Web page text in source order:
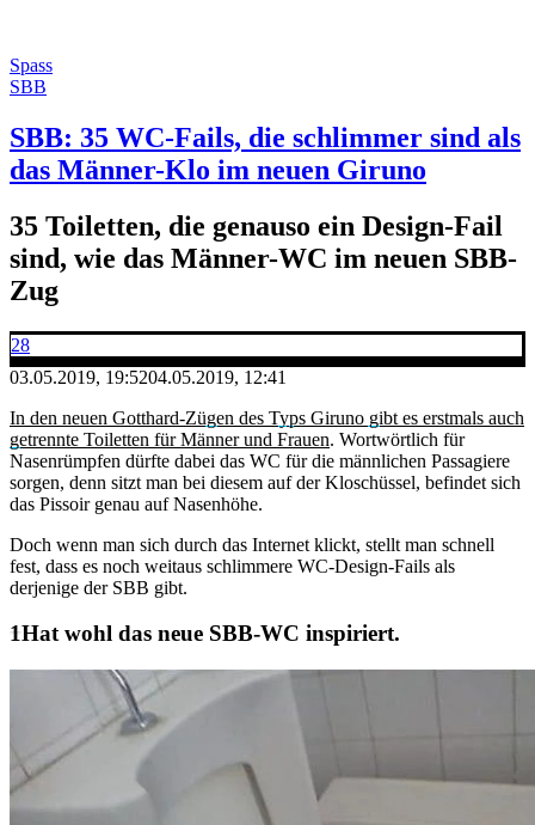
Spass
SBB
SBB: 35 WC-Fails, die schlimmer sind als
das Männer-Klo im neuen Giruno
35 Toiletten, die genauso ein Design-Fail
sind, wie das Männer-WC im neuen SBB-
Zug
28
03.05.2019, 19:5204.05.2019, 12:41
In den neuen Gotthard-Zügen des Typs Giruno gibt es erstmals auch
getrennte Toiletten für Männer und Frauen. Wortwörtlich für
Nasenrümpfen dürfte dabei das WC für die männlichen Passagiere
sorgen, denn sitzt man bei diesem auf der Kloschüssel, befindet sich
das Pissoir genau auf Nasenhöhe.
Doch wenn man sich durch das Internet klickt, stellt man schnell
fest, dass es noch weitaus schlimmere WC-Design-Fails als
derjenige der SBB gibt.
Hat wohl das neue SBB-WC inspiriert.